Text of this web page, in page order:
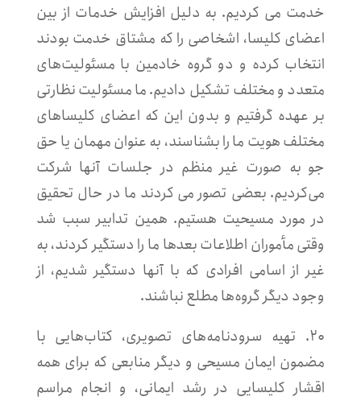
خدمت می کردیم. به دلیل افزایش خدمات از بین
اعضای کلیسا، اشخاصی را که مشتاق خدمت بودند
انتخاب کرده و دو گروه خادمین با مسئولیت‌های
متعدد و مختلف تشکیل دادیم. ما مسئولیت نظارتی
بر عهده گرفتیم و بدون این که اعضای کلیساهای
مختلف هویت ما را بشناسند، به عنوان مهمان یا حق
جو به صورت غیر منظم در جلسات آنها شرکت
می‌کردیم. بعضی تصور می کردند ما در حال تحقیق
در مورد مسیحیت هستیم. همین تدابیر سبب شد
وقتی مأموران اطلاعات بعدها ما را دستگیر کردند، به
غیر از اسامی افرادی که با آنها دستگیر شدیم، از
وجود دیگر گروه‌ها مطلع نباشند.
۲۰. تهیه سرودنامه‌های تصویری، کتاب‌هایی با
مضمون ایمان مسیحی و دیگر منابعی که برای همه
اقشار کلیسایی در رشد ایمانی، و انجام مراسم